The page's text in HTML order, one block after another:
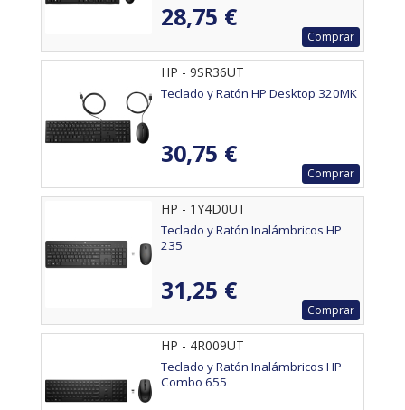
28,75 €
Comprar
HP - 9SR36UT
Teclado y Ratón HP Desktop 320MK
30,75 €
Comprar
HP - 1Y4D0UT
Teclado y Ratón Inalámbricos HP
235
31,25 €
Comprar
HP - 4R009UT
Teclado y Ratón Inalámbricos HP
Combo 655